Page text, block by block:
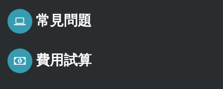
常見問題
費用試算